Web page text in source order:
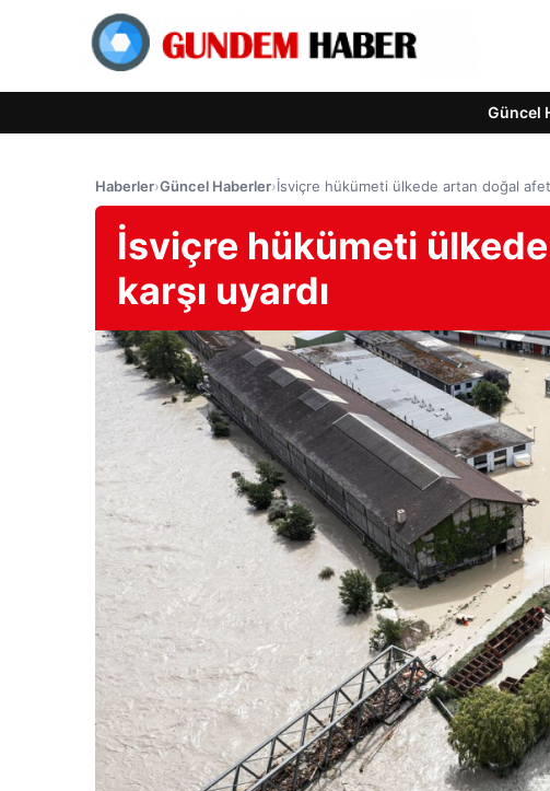
Güncel
Haberler›Güncel Haberler›İsviçre hükümeti ülkede artan doğal afet
İsviçre hükümeti
karşı uyardı